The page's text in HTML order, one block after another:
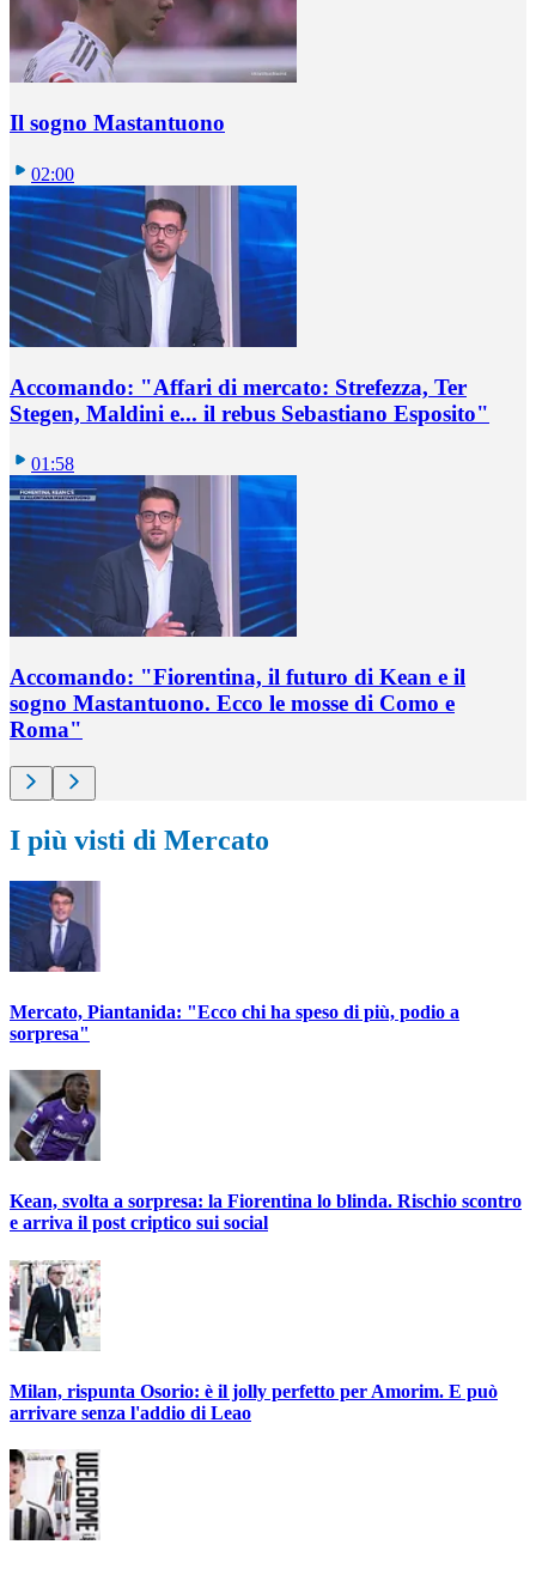
Il sogno Mastantuono
02:00
Accomando: "Affari di mercato: Strefezza, Ter
Stegen, Maldini e... il rebus Sebastiano Esposito"
01:58
Accomando: "Fiorentina, il futuro di Kean e il
sogno Mastantuono. Ecco le mosse di Como e
Roma"
I più visti di Mercato
Mercato, Piantanida: "Ecco chi ha speso di più, podio a
sorpresa"
Kean, svolta a sorpresa: la Fiorentina lo blinda. Rischio scontro
e arriva il post criptico sui social
Milan, rispunta Osorio: è il jolly perfetto per Amorim. E può
arrivare senza l'addio di Leao